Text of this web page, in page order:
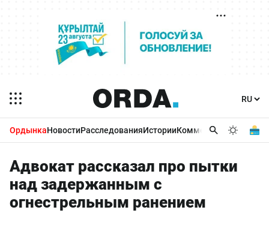
ОрдынкаНовостиРасследованияИсторииКомментарииБизнес
Адвокат рассказал про пытки
над задержанным с
огнестрельным ранением